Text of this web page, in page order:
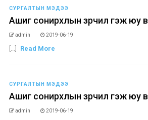
СУРГАЛТЫН МЭДЭЭ
Ашиг сонирхлын зөрчил гэж юу
admin 2019-06-19
[...] Read More
СУРГАЛТЫН МЭДЭЭ
Ашиг сонирхлын зөрчил гэж юу
admin 2019-06-19